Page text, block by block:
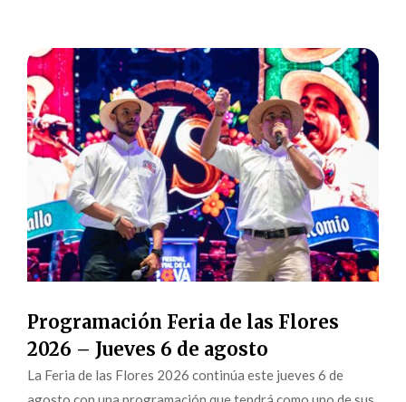
Programación Feria de las Flores
2026 – Jueves 6 de agosto
La Feria de las Flores 2026 continúa este jueves 6 de